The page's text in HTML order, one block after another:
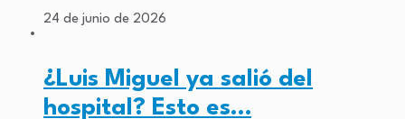
24 de junio de 2026
¿Luis Miguel ya salió del
hospital? Esto es…